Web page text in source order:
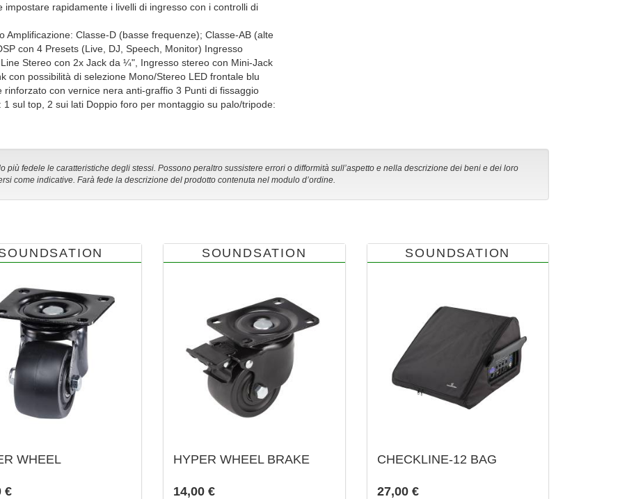
rapidamente i livelli di ingresso con i controlli di
Amplificazione: Classe-D (basse frequenze); Classe-AB (alte
con 4 Presets (Live, DJ, Speech, Monitor) Ingresso
Stereo con 2x Jack da ¼", Ingresso stereo con Mini-Jack
con possibilità di selezione Mono/Stereo LED frontale blu
con vernice nera anti-graffio 3 Punti di fissaggio
sul top, 2 sui lati Doppio foro per montaggio su palo/tripode:
fedele le caratteristiche degli stessi. Possono peraltro sussistere errori o difformità sull’aspetto e nella descrizione dei beni e dei loro
come indicative. Farà fede la descrizione del prodotto contenuta nel modulo d’ordine.
WHEEL
€
SOUNDSATION
HYPER WHEEL BRAKE
14,00 €
SOUNDSATION
CHECKLINE-12 BAG
27,00 €